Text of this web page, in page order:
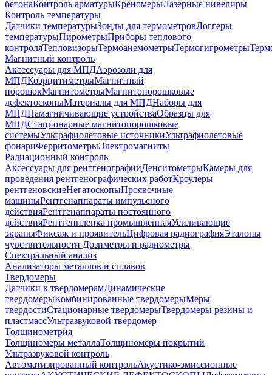
бетонаКонтроль арматурыКреномерыЛазерные нивелиры
Контроль температуры
Датчики температурыЗонды для термометровЛоггеры
температурыПирометрыПриборы теплового
контроляТепловизорыТермоанемометрыТермогигрометры
Магнитный контроль
Аксессуары для МПДАэрозоли для
МПДКоэрцитиметрыМагнитный
порошокМагнитометрыМагнитопорошковые
дефектоскопыМатериалы для МПДНаборы для
МПДНамагничивающие устройстваОбразцы для
МПДСтационарные магнитопорошковые
системыУльтрафиолетовые источникиУльтрафиолетовые
фонариФерритометрыЭлектромагниты
Радиационный контроль
Аксессуары для рентгенографииДенситометрыКамеры для
проведения рентгенографических работКроулеры
рентгеновскиеНегатоскопыПроявочные
машиныРентгенаппараты импульсного
действияРентгенаппараты постоянного
действияРентгенпленка промышленнаяУсиливающие
экраныФиксаж и проявительЦифровая радиографияЭталоны
чувствительности Дозиметры и радиометры
Спектральный анализ
Анализаторы металлов и сплавов
Твердомеры
Датчики к твердомерамДинамические
твердомерыКомбинированные твердомерыМеры
твердостиСтационарные твердомерыТвердомеры резины и
пластмассУльтразвуковой твердомер
Толщинометрия
Толщиномеры металлаТолщиномеры покрытий
Ультразвуковой контроль
Автоматизированный контрольАкустико-эмиссионные